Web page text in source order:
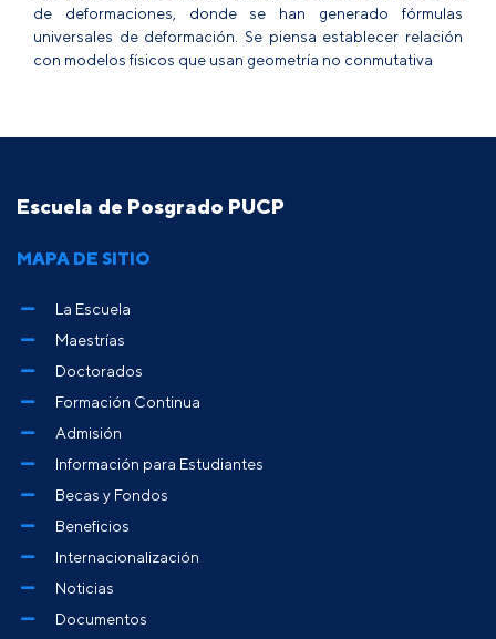
de deformaciones, donde se han generado fórmulas
universales de deformación. Se piensa establecer relación
con modelos físicos que usan geometría no conmutativa
Escuela de Posgrado PUCP
MAPA DE SITIO
La Escuela
Maestrías
Doctorados
Formación Continua
Admisión
Información para Estudiantes
Becas y Fondos
Beneficios
Internacionalización
Noticias
Documentos